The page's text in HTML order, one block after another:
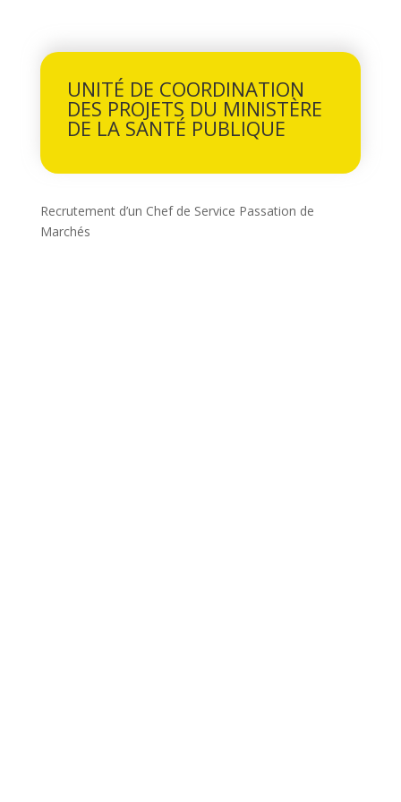
UNITÉ DE COORDINATION
DES PROJETS DU MINISTÈRE
DE LA SANTÉ PUBLIQUE
Recrutement d’un Chef de Service Passation de
Marchés